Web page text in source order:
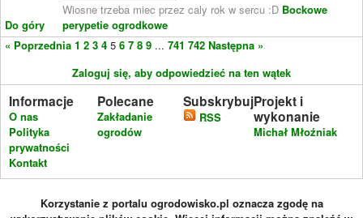
Do góry
Wiosne trzeba miec przez caly rok w sercu :D Bockowe
perypetie ogrodkowe
« Poprzednia 1 2 3 4 5 6 7 8 9 ... 741 742 Następna »
Zaloguj się, aby odpowiedzieć na ten wątek
Informacje
O nas
Polityka
prywatności
Kontakt
Polecane
Zakładanie
ogrodów
Subskrybuj
RSS
Projekt i
wykonanie
Michał Młoźniak
Korzystanie z portalu ogrodowisko.pl oznacza zgodę na